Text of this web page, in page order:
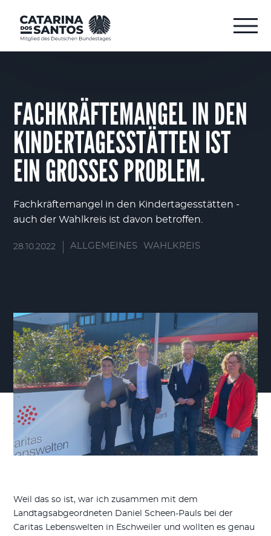
FACHKRÄFTEMANGEL IN DEN
KINDERTAGESSTÄTTEN IST
EIN GROSSES PROBLEM.
Fachkräftemangel in den Kindertagesstätten -
auch der Wahlkreis ist davon betroffen.
28.10.2022 ALLGEMEINES WAHLKREIS
Weil das so ist, war ich zusammen mit dem
Landtagsabgeordneten Daniel Scheen-Pauls bei der
Caritas Lebenswelten in Eschweiler und wollten es genau